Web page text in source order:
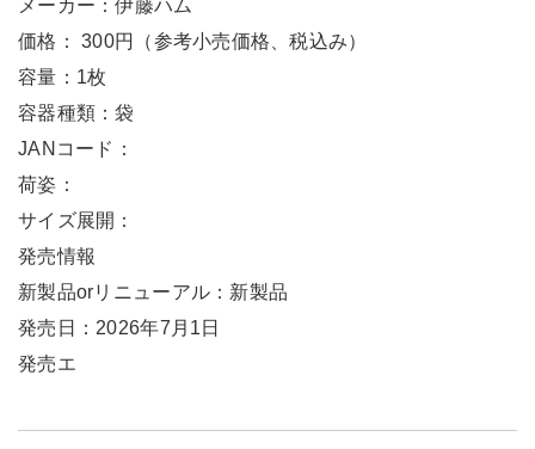
メーカー：伊藤ハム
価格： 300円（参考小売価格、税込み）
容量：1枚
容器種類：袋
JANコード：
荷姿：
サイズ展開：
発売情報
新製品orリニューアル：新製品
発売日：2026年7月1日
発売エ